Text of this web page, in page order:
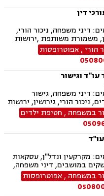
ניכור הורי, זמני שהות
דין
דיני משפחה, ניכור הורי,
משמורת משותפת ,ירושות
כוח מתמשךהורי,אפוטרופסות
עו"ד וגישור
דיני משפחה, גישור
ניכור הורי, גירושין, ירושות
אפוטרופסות, משמורת,
אישי, חלוקת רכוש, תיאום
הסכמי ממון, זמני שהות, הורות
חלוקת רכוש
במשפחה , חטיפת ילדים
מקרקעין ונדל"ן, עסקאות
במושבים, דיני משפחה,
הסכמי ממון, אבהות,
הורות חד מינית, חלוקת
הורי
במשפחה ,אפוטרופסות